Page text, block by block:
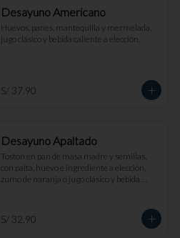
Desayuno Americano
Huevos, panes, mantequilla y mermelada,
jugo clásico y bebida caliente a elección.
S/ 37.90
Desayuno Apaltado
Tostón en pan de masa madre y semillas,
con palta, huevo e ingrediente a elección,
zumo de naranja o jugo clásico y bebida
S/ 32.90